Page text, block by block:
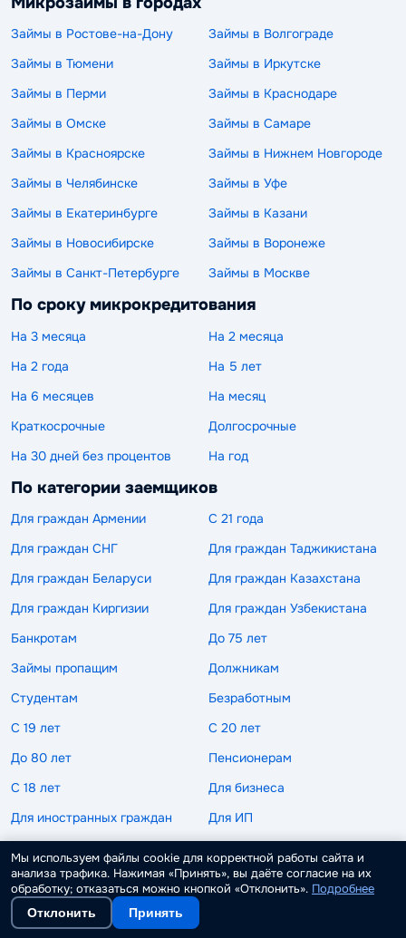
Займы в Ростове-на-Дону
Займы в Волгограде
Займы в Тюмени
Займы в Иркутске
Займы в Перми
Займы в Краснодаре
Займы в Омске
Займы в Самаре
Займы в Красноярске
Займы в Нижнем Новгороде
Займы в Челябинске
Займы в Уфе
Займы в Екатеринбурге
Займы в Казани
Займы в Новосибирске
Займы в Воронеже
Займы в Санкт-Петербурге
Займы в Москве
По сроку микрокредитования
На 3 месяца
На 2 месяца
На 2 года
На 5 лет
На 6 месяцев
На месяц
Краткосрочные
Долгосрочные
На 30 дней без процентов
На год
По категории заемщиков
Для граждан Армении
С 21 года
Для граждан СНГ
Для граждан Таджикистана
Для граждан Беларуси
Для граждан Казахстана
Для граждан Киргизии
Для граждан Узбекистана
Банкротам
До 75 лет
Займы пропащим
Должникам
Студентам
Безработным
С 19 лет
С 20 лет
До 80 лет
Пенсионерам
С 18 лет
Для бизнеса
Для иностранных граждан
Для ИП
С плохой кредитной историей
По сумме займа
Мы используем файлы cookie для корректной работы сайта и
анализа трафика. Нажимая «Принять», вы даёте согласие на их
обработку; отказаться можно кнопкой «Отклонить». Подробнее
Отклонить Принять